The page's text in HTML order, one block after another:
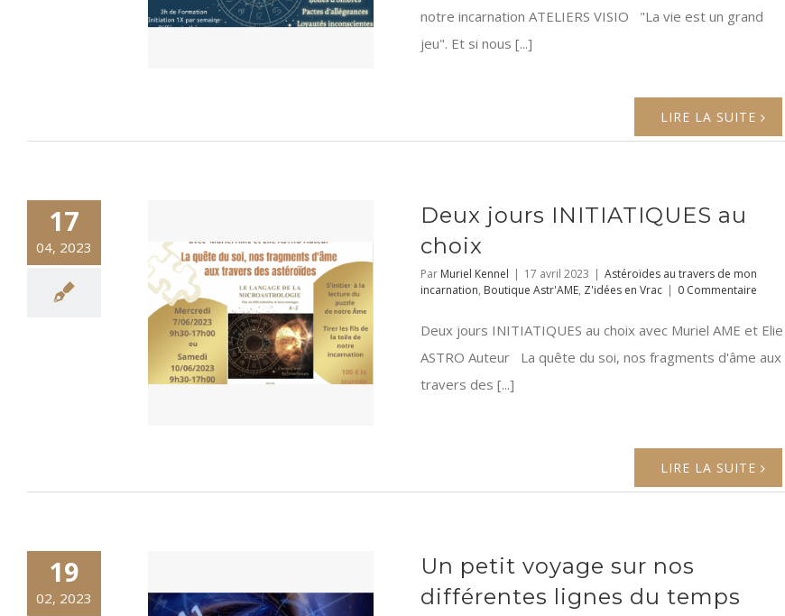
notre incarnation ATELIERS VISIO "La vie est un grand
jeu". Et si nous [...]
LIRE LA SUITE
17
04, 2023
Deux jours INITIATIQUES au
choix
Par Muriel Kennel | 17 avril 2023 | Astéroïdes au travers de mon
incarnation, Boutique Astr'AME, Z'idées en Vrac | 0 Commentaire
Deux jours INITIATIQUES au choix avec Muriel AME et Elie
ASTRO Auteur La quête du soi, nos fragments d'âme aux
travers des [...]
LIRE LA SUITE
19
02, 2023
Un petit voyage sur nos
différentes lignes du temps